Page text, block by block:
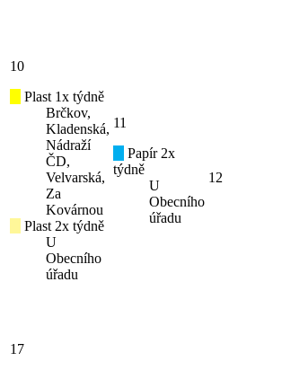
10
Plast 1x týdně
Brčkov,
Kladenská,
Nádraží
ČD,
Velvarská,
Za
Kovárnou
Plast 2x týdně
U
Obecního
úřadu
11
Papír 2x
týdně
U
Obecního
úřadu
12
17